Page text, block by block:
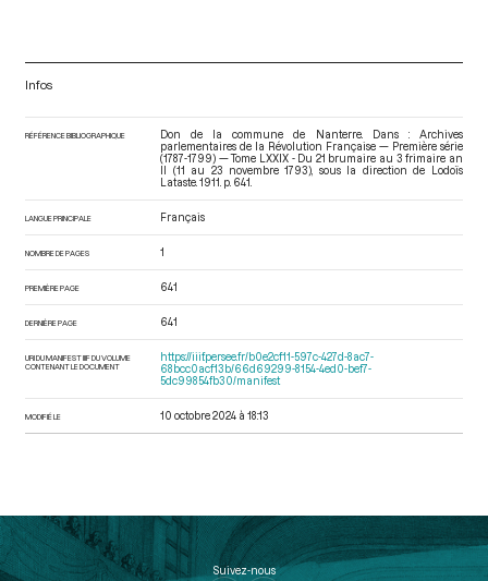
Infos
RÉFÉRENCE BIBLIOGRAPHIQUE
Don de la commune de Nanterre. Dans : Archives
parlementaires de la Révolution Française — Première série
(1787-1799) — Tome LXXIX - Du 21 brumaire au 3 frimaire an
II (11 au 23 novembre 1793) , sous la direction de Lodoïs
Lataste. 1911. p. 641.
LANGUE PRINCIPALE Français
NOMBRE DE PAGES 1
PREMIÈRE PAGE 641
DERNIÈRE PAGE 641
URI DU MANIFEST IIIF DU VOLUME
CONTENANT LE DOCUMENT
https://iiif.persee.fr/b0e2cf11-597c-427d-8ac7-
68bcc0acf13b/66d69299-8154-4ed0-bef7-
5dc99854fb30/manifest
MODIFIÉ LE 10 octobre 2024 à 18:13
Suivez-nous